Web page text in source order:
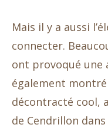
Mais il y a aussi
connecter.
ont provoqué une
également
décontracté cool,
de Cendrillon